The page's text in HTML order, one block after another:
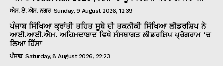
ਐਸ. ਏ. ਐਸ. ਨਗਰ Sunday, 9 August 2026, 12:39
ਪੰਜਾਬ ਸਿੱਖਿਆ ਕ੍ਰਾਂਤੀ ਤਹਿਤ ਸੂਬੇ ਦੀ ਤਕਨੀਕੀ ਸਿੱਖਿਆ ਲੀਡਰਸ਼ਿਪ ਨੇ
ਆਈ.ਆਈ.ਐਮ. ਅਹਿਮਦਾਬਾਦ ਵਿਖੇ ਸੰਸਥਾਗਤ ਲੀਡਰਸ਼ਿਪ ਪ੍ਰੋਗਰਾਮ ‘ਚ
ਲਿਆ ਹਿੱਸਾ
ਪੰਜਾਬ Saturday, 8 August 2026, 22:23